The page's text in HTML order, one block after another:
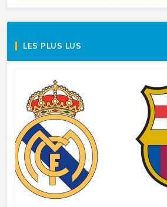
LES PLUS LUS